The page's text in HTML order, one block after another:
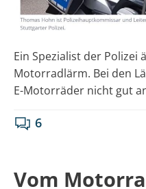
Ein Spezialist der Polizei
Motorradlärm. Bei den
E-Motorräder nicht gut
6
Vom